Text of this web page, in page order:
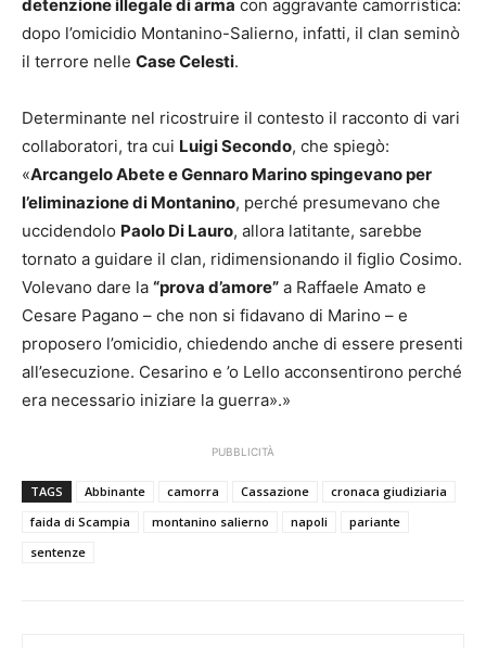
detenzione illegale di arma con aggravante camorristica:
dopo l’omicidio Montanino-Salierno, infatti, il clan seminò
il terrore nelle Case Celesti.
Determinante nel ricostruire il contesto il racconto di vari
collaboratori, tra cui Luigi Secondo, che spiegò:
«Arcangelo Abete e Gennaro Marino spingevano per
l’eliminazione di Montanino, perché presumevano che
uccidendolo Paolo Di Lauro, allora latitante, sarebbe
tornato a guidare il clan, ridimensionando il figlio Cosimo.
Volevano dare la “prova d’amore” a Raffaele Amato e
Cesare Pagano – che non si fidavano di Marino – e
proposero l’omicidio, chiedendo anche di essere presenti
all’esecuzione. Cesarino e ’o Lello acconsentirono perché
era necessario iniziare la guerra».»
PUBBLICITÀ
TAGS Abbinante camorra Cassazione
cronaca giudiziaria
faida di Scampia
montanino salierno napoli
pariante
sentenze